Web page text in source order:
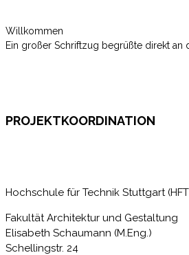
Willkommen
Ein großer Schriftzug begrüßte direkt an
PROJEKTKOORDINATION
Hochschule für Technik Stuttgart
Fakultät Architektur und Gestaltung
Elisabeth Schaumann (M.Eng.)
Schellingstr. 24